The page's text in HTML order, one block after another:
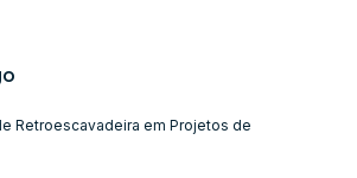
Retroescavadeira em Projetos de